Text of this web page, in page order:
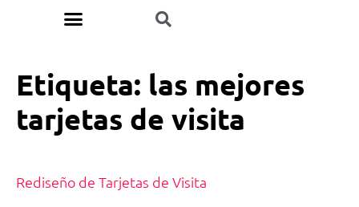
Etiqueta: las mejores
tarjetas de visita
Rediseño de Tarjetas de Visita